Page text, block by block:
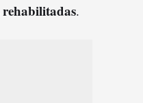
rehabilitadas.